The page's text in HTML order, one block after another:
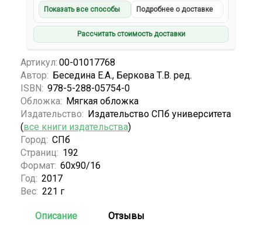
Показать все способы Подробнее о доставке
Рассчитать стоимость доставки
Артикул: 00-01017768
Автор: Беседина Е.А., Беркова Т.В. ред.
ISBN: 978-5-288-05754-0
Обложка: Мягкая обложка
Издательство: Издательство СПб университета
(все книги издательства)
Город: СПб
Страниц: 192
Формат: 60х90/16
Год: 2017
Вес: 221 г
Описание Отзывы